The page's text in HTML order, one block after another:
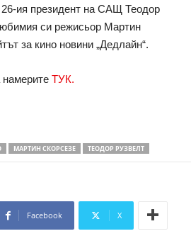
ия президент на САЩ Теодор
си режисьор Мартин
за кино новини „Дедлайн“.
ТУК.
МАРТИН СКОРСЕЗЕ ТЕОДОР РУЗВЕЛТ
Facebook X